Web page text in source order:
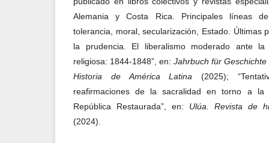
Alemania y Costa Rica. Principales líneas
tolerancia, moral, secularización, Estado. Últimas
la prudencia. El liberalismo moderado ante
religiosa: 1844-1848”, en: Jahrbuch für
Historia de América Latina (2025);
reafirmaciones de la sacralidad en torno a la
República Restaurada”, en: Ulúa. Revista de
(2024).